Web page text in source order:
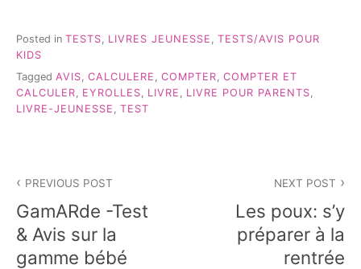
Posted in TESTS, LIVRES JEUNESSE , TESTS/AVIS POUR
KIDS
Tagged AVIS CALCULERE COMPTER COMPTER ET
CALCULER
EYROLLES LIVRE LIVRE POUR PARENTS
LIVRE-JEUNESSE
TEST
de
l’article
PREVIOUS POST
GamARde -Test
& Avis sur la
gamme bébé
NEXT POST
Les poux: s’y
préparer à la
rentrée